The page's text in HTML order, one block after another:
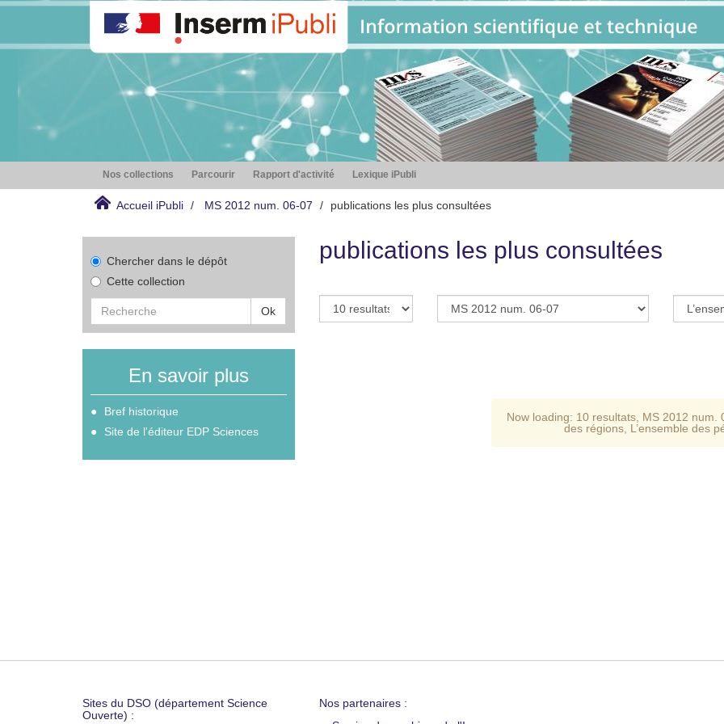
Nos collections Parcourir Rapport d'activité Lexique iPubli
Accueil iPubli MS 2012 num. 06-07 publications les plus consultées
Chercher dans le dépôt
Cette collection
Ok
En savoir plus
Bref historique
Site de l'éditeur EDP Sciences
publications les plus consultées
Now loading: 10 resultats MS 2012 num.
des régions L’ensemble des
Sites du DSO (département Science
Ouverte) :
Nos partenaires :